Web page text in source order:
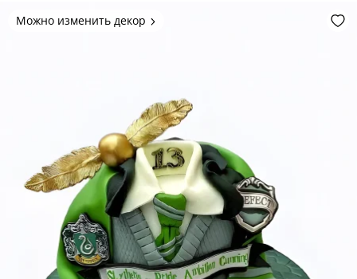
Можно изменить декор